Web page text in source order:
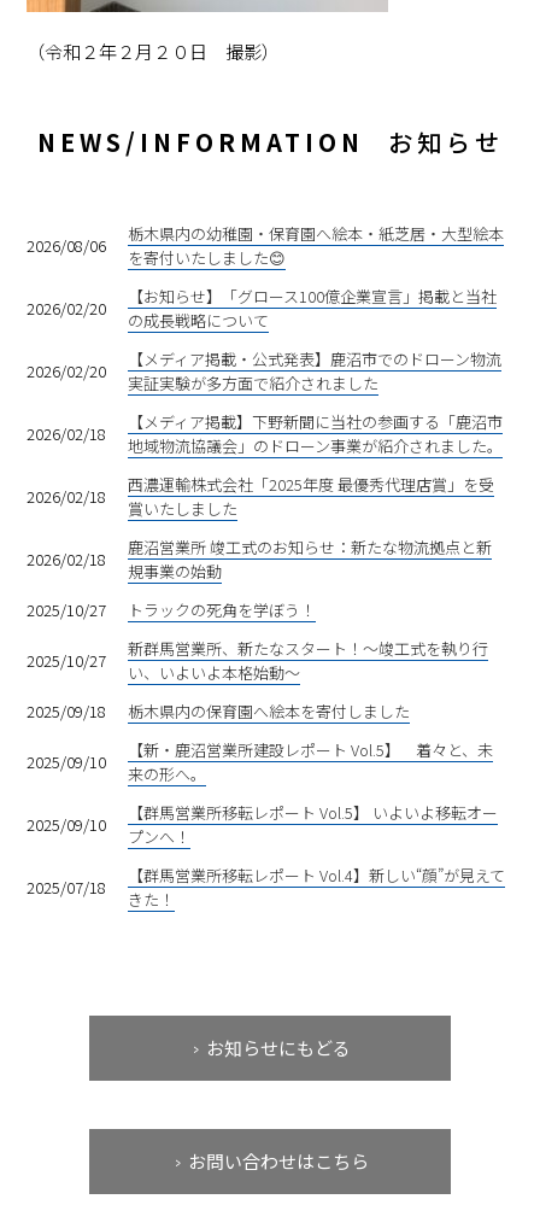
（令和２年２月２０日 撮影）
NEWS/INFORMATION お知らせ
2026/08/06
栃木県内の幼稚園・保育園へ絵本・紙芝居・大型絵本
を寄付いたしました😊
2026/02/20
【お知らせ】「グロース100億企業宣言」掲載と当社
の成長戦略について
2026/02/20
【メディア掲載・公式発表】鹿沼市でのドローン物流
実証実験が多方面で紹介されました
2026/02/18
【メディア掲載】下野新聞に当社の参画する「鹿沼市
地域物流協議会」のドローン事業が紹介されました。
2026/02/18
西濃運輸株式会社「2025年度 最優秀代理店賞」を受
賞いたしました
2026/02/18
鹿沼営業所 竣工式のお知らせ：新たな物流拠点と新
規事業の始動
2025/10/27
トラックの死角を学ぼう！
2025/10/27
新群馬営業所、新たなスタート！〜竣工式を執り行
い、いよいよ本格始動〜
2025/09/18
栃木県内の保育園へ絵本を寄付しました
2025/09/10
【新・鹿沼営業所建設レポート Vol.5】 着々と、未
来の形へ。
2025/09/10
【群馬営業所移転レポート Vol.5】 いよいよ移転オー
プンへ！
2025/07/18
【群馬営業所移転レポート Vol.4】新しい“顔”が見えて
きた！
お知らせにもどる
お問い合わせはこちら